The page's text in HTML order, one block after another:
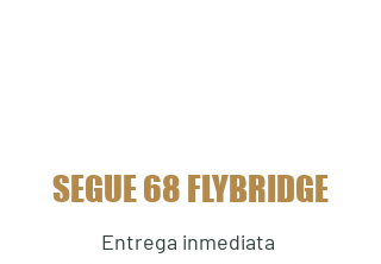
SEGUE 68 FLYBRIDGE
Entrega inmediata